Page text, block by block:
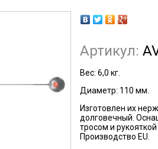
Артикул:
Вес: 6,0 кг.
Диаметр: 110 мм.
Изготовлен их
долговечный.
тросом и
Производство EU.